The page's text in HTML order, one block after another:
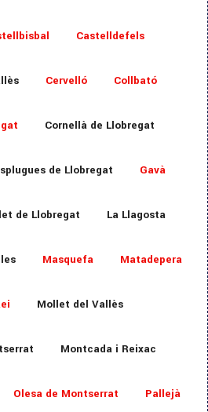
Castelldefels
Cervelló Collbató
Cornellà de Llobregat
de Llobregat Gavà
de Llobregat La Llagosta
Masquefa Matadepera
Mollet del Vallès
Montcada i Reixac
Olesa de Montserrat Pallejà